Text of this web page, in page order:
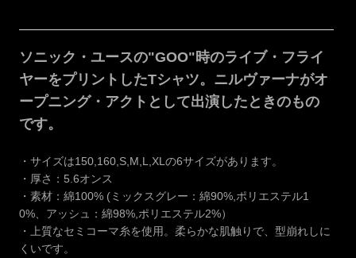
ソニック・ユースの"GOO"時のライブ・フライ
ヤーをプリントしたTシャツ。ニルヴァーナがオ
ープニング・アクトとして出演したときのもの
です。
・サイズは150,160,S,M,L,XLの6サイズがあります。
・厚さ：5.6オンス
・素材：綿100% (ミックスグレー：綿90%,ポリエステル1
0%、アッシュ：綿98%,ポリエステル2%）
・上質なセミコーマ糸を使用。柔らかな肌触りで、型崩れしに
くいです。